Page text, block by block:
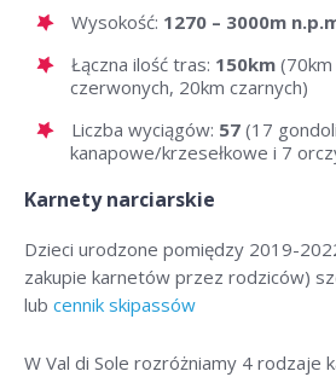
Wysokość: 1270 – 3000m
Łączna ilość tras: 150km (70km
czerwonych, 20km czarnych)
Liczba wyciągów: 57 (17
kanapowe/krzesełkowe i 7
Karnety narciarskie
Dzieci urodzone pomiędzy 2019-
zakupie karnetów przez rodziców)
lub cennik skipassów
W Val di Sole rozróżniamy 4 rodzaje